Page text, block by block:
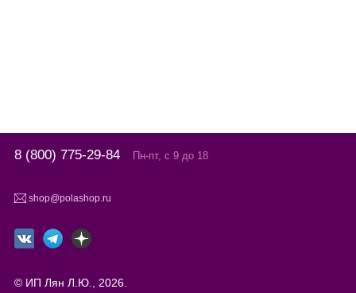
8 (800) 775-29-84 Пн-пт, с 9 до 18
shop@polashop.ru
© ИП Лян Л.Ю., 2026.